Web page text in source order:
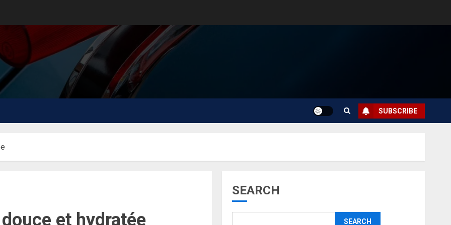
SUBSCRIBE
et hydratée
SEARCH
SEARCH